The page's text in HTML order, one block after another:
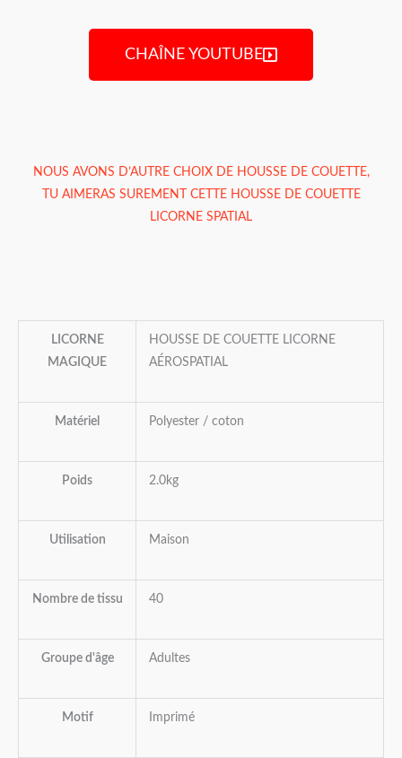
CHAÎNE YOUTUBE
NOUS AVONS D’AUTRE CHOIX DE HOUSSE DE COUETTE,
TU AIMERAS SUREMENT CETTE HOUSSE DE COUETTE
LICORNE SPATIAL
LICORNE
MAGIQUE
HOUSSE DE COUETTE LICORNE
AÉROSPATIAL
Matériel Polyester / coton
Poids 2.0kg
Utilisation Maison
Nombre de tissu 40
Groupe d'âge Adultes
Motif Imprimé